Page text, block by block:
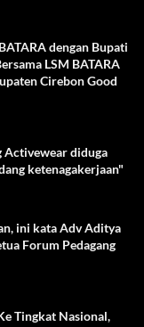
dengan Bupati
LSM BATARA
Cirebon Good
Activewear diduga
ketenagakerjaan"
ini kata Adv Aditya
Forum Pedagang
Tingkat Nasional,